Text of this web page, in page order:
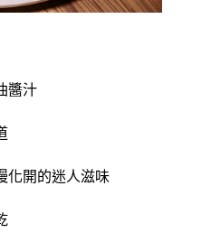
醬汁
化開的迷人滋味